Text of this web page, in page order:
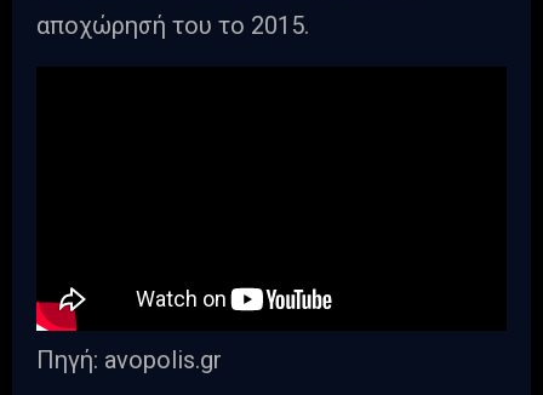
αποχώρησή του το 2015.
Πηγή: avopolis.gr